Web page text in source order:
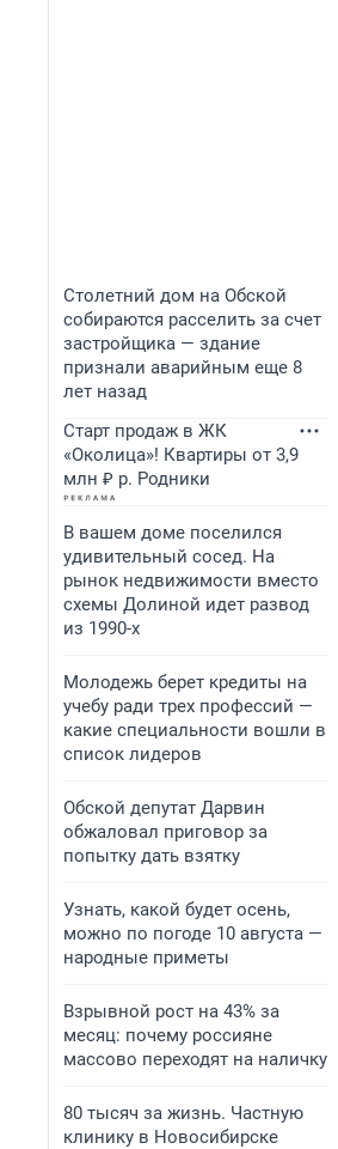
Столетний дом на Обской
собираются расселить за счет
застройщика — здание
признали аварийным еще 8
лет назад
Старт продаж в ЖК
«Околица»! Квартиры от 3,9
млн ₽ р. Родники
В вашем доме поселился
удивительный сосед. На
рынок недвижимости вместо
схемы Долиной идет развод
из 1990-х
Молодежь берет кредиты на
учебу ради трех профессий —
какие специальности вошли в
список лидеров
Обской депутат Дарвин
обжаловал приговор за
попытку дать взятку
Узнать, какой будет осень,
можно по погоде 10 августа —
народные приметы
Взрывной рост на 43% за
месяц: почему россияне
массово переходят на наличку
80 тысяч за жизнь. Частную
клинику в Новосибирске